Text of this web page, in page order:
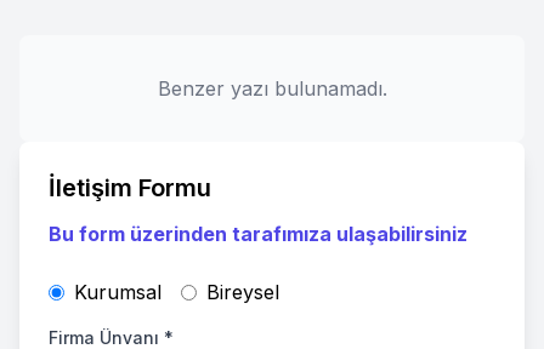
Benzer yazı bulunamadı.
İletişim Formu
Bu form üzerinden tarafımıza ulaşabilirsiniz
Kurumsal Bireysel
Firma Ünvanı *